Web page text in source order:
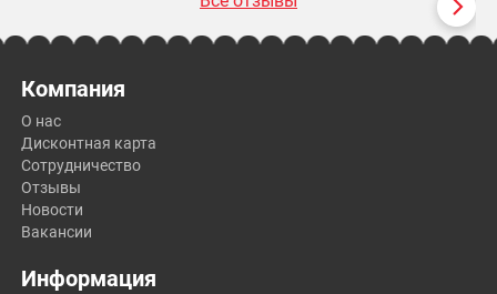
Компания
О нас
Дисконтная карта
Сотрудничество
Отзывы
Новости
Вакансии
Информация